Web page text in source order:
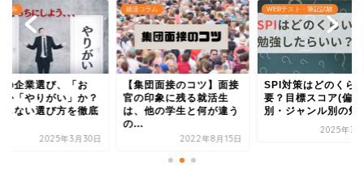
悩み
の企業選び、「お
か「やりがい」か？
しない選び方を徹底
2025年3月30日
就活コラム
【集団面接のコツ】面接
官の印象に残る就活生
は、他の学生と何が違う
の...
2022年8月15日
WEBテスト・筆記試験
SPI対策はどのくら
要？目標スコア(偏
別・ジャンル別の勉
2025年3